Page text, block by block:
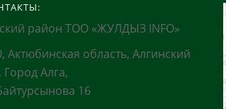
район ТОО «ЖУЛДЫЗ INFO»
Актюбинская область, Алгинский
Алга,
16